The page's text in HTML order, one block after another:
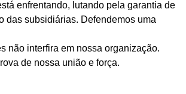
enfrentando, lutando pela garantia de
das subsidiárias. Defendemos uma
não interfira em nossa organização.
de nossa união e força.